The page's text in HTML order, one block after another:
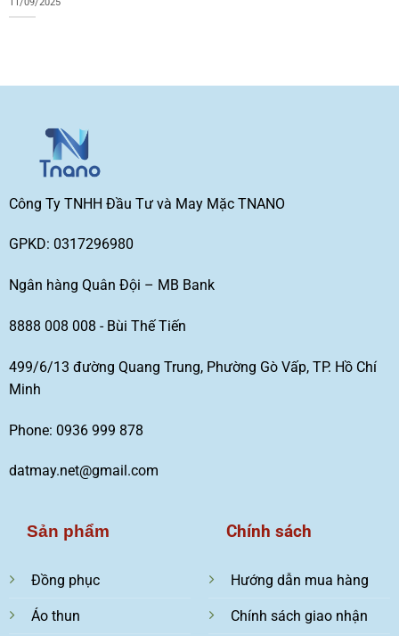
11/09/2025
Công Ty TNHH Đầu Tư và May Mặc TNANO
GPKD: 0317296980
Ngân hàng Quân Đội – MB Bank
8888 008 008 - Bùi Thế Tiến
499/6/13 đường Quang Trung, Phường Gò Vấp, TP. Hồ Chí
Minh
Phone: 0936 999 878
datmay.net@gmail.com
Sản phẩm
Đồng phục
Áo thun
Chính sách
Hướng dẫn mua hàng
Chính sách giao nhận